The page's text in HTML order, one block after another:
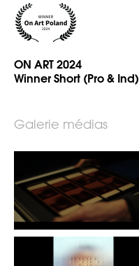
ON ART 2024
Winner Short (Pro & Ind)
Galerie médias